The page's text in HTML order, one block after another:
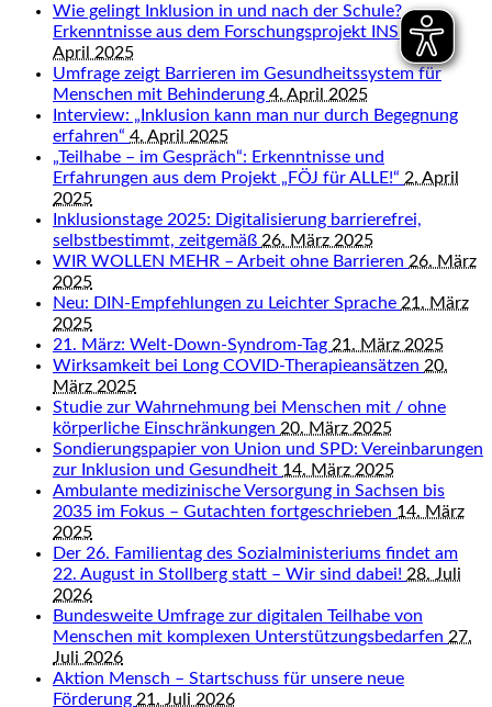
Wie gelingt Inklusion in und nach der Schule?
Erkenntnisse aus dem Forschungsprojekt INSIDE9.
April 2025
Umfrage zeigt Barrieren im Gesundheitssystem für
Menschen mit Behinderung 4. April 2025
Interview: „Inklusion kann man nur durch Begegnung
erfahren“ 4. April 2025
„Teilhabe – im Gespräch“: Erkenntnisse und
Erfahrungen aus dem Projekt „FÖJ für ALLE!“ 2. April
2025
Inklusionstage 2025: Digitalisierung barrierefrei,
selbstbestimmt, zeitgemäß 26. März 2025
WIR WOLLEN MEHR – Arbeit ohne Barrieren 26. März
2025
Neu: DIN-Empfehlungen zu Leichter Sprache 21. März
2025
21. März: Welt-Down-Syndrom-Tag 21. März 2025
Wirksamkeit bei Long COVID-Therapieansätzen 20.
März 2025
Studie zur Wahrnehmung bei Menschen mit / ohne
körperliche Einschränkungen 20. März 2025
Sondierungspapier von Union und SPD: Vereinbarungen
zur Inklusion und Gesundheit 14. März 2025
Ambulante medizinische Versorgung in Sachsen bis
2035 im Fokus – Gutachten fortgeschrieben 14. März
2025
Der 26. Familientag des Sozialministeriums findet am
22. August in Stollberg statt – Wir sind dabei! 28. Juli
2026
Bundesweite Umfrage zur digitalen Teilhabe von
Menschen mit komplexen Unterstützungsbedarfen 27.
Juli 2026
Aktion Mensch – Startschuss für unsere neue
Förderung 21. Juli 2026